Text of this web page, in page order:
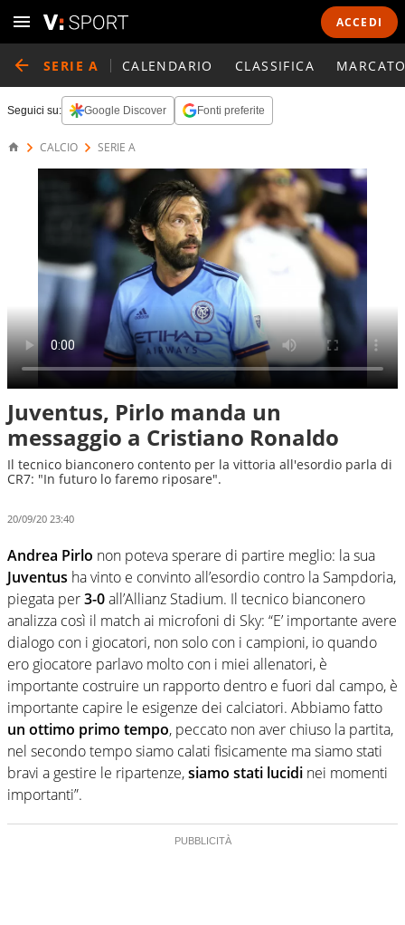
ACCEDI
SERIE A CALENDARIO CLASSIFICA
Seguici su: Google Discover Fonti preferite
CALCIO SERIE A
Juventus, Pirlo manda un
messaggio a Cristiano Ronaldo
Il tecnico bianconero contento per la vittoria all'esordio parla di
CR7: "In futuro lo faremo riposare".
20/09/20 23:40
Andrea Pirlo non poteva sperare di partire meglio: la sua
Juventus ha vinto e convinto all’esordio contro la Sampdoria,
piegata per3-0all’Allianz Stadium. Il tecnico bianconero
analizza così il match ai microfoni di Sky: “E’ importante avere
dialogo con i giocatori, non solo con i campioni, io quando
ero giocatore parlavo molto con i miei allenatori, è
importante costruire un rapporto dentro e fuori dal campo, è
importante capire le esigenze dei calciatori. Abbiamo fatto
un ottimo primo tempo, peccato non aver chiuso la partita,
nel secondo tempo siamo calati fisicamente ma siamo stati
bravi a gestire le ripartenze,siamo stati lucidi nei momenti
importanti”.